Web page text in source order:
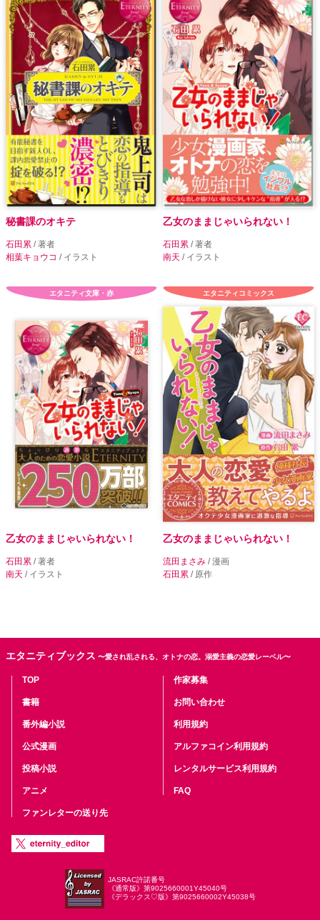
秘書課のオキテ
石田累 / 著者
相葉キョウコ / イラスト
乙女のままじゃいられない！
石田累 / 著者
南天 / イラスト
エタニティ文庫・赤
乙女のままじゃいられない！
石田累 / 著者
南天 / イラスト
エタニティコミックス
乙女のままじゃいられない！
流田まさみ / 漫画
石田累 / 原作
エタニティブックス 〜愛され乱される、オトナの恋。溺愛主義の恋愛レーベル〜
TOP
書籍
番外編小説
公式漫画
投稿小説
アニメ
ファンレターの送り先
作家募集
お問い合わせ
利用規約
アルファコイン利用規約
レンタルサービス利用規約
FAQ
JASRAC許諾番号
《通常版》第9025660001Y45040号
《デラックス♡版》第9025660002Y45038号